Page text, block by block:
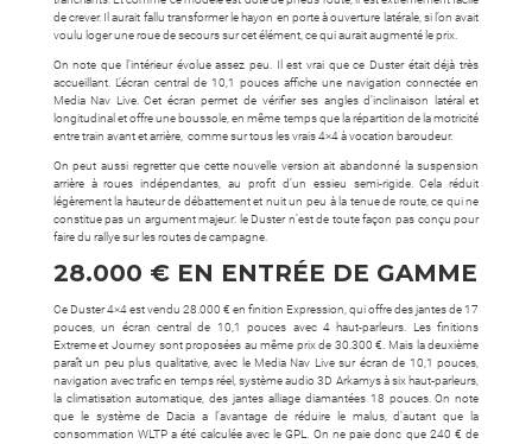
de crever. Il aurait fallu transformer le hayon en porte à ouverture latérale, si l’on avait
voulu loger une roue de secours sur cet élément, ce qui aurait augmenté le prix.
On note que l’intérieur évolue assez peu. Il est vrai que ce Duster était déjà très
accueillant. L’écran central de 10,1 pouces affiche une navigation connectée en
Media Nav Live. Cet écran permet de vérifier ses angles d’inclinaison latéral et
longitudinal et offre une boussole, en même temps que la répartition de la motricité
entre train avant et arrière, comme sur tous les vrais 4×4 à vocation baroudeur.
On peut aussi regretter que cette nouvelle version ait abandonné la suspension
arrière à roues indépendantes, au profit d’un essieu semi-rigide. Cela réduit
légèrement la hauteur de débattement et nuit un peu à la tenue de route, ce qui ne
constitue pas un argument majeur: le Duster n’est de toute façon pas conçu pour
faire du rallye sur les routes de campagne.
28.000 € EN ENTRÉE DE GAMME
Ce Duster 4×4 est vendu 28.000 € en finition Expression, qui offre des jantes de 17
pouces, un écran central de 10,1 pouces avec 4 haut-parleurs. Les finitions
Extreme et Journey sont proposées au même prix de 30.300 €. Mais la deuxième
paraît un peu plus qualitative, avec le Media Nav Live sur écran de 10,1 pouces,
navigation avec trafic en temps réel, système audio 3D Arkamys à six haut-parleurs,
la climatisation automatique, des jantes alliage diamantées 18 pouces. On note
que le système de Dacia a l’avantage de réduire le malus, d’autant que la
consommation WLTP a été calculée avec le GPL. On ne paie donc que 240 € de